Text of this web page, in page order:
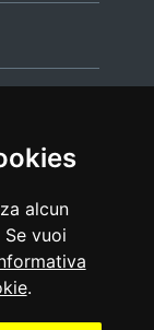
alcun
vuoi
.